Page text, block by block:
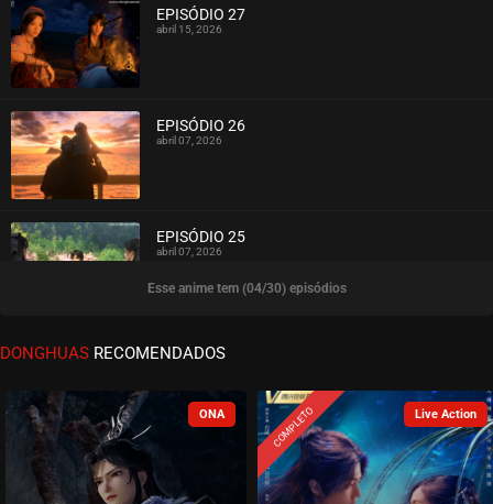
EPISÓDIO 27
abril 15, 2026
EPISÓDIO 26
abril 07, 2026
ASSISTIDO
EPISÓDIO 25
abril 07, 2026
ASSISTIDO
EPISÓDIO 24
Esse anime tem (04/30) episódios
DONGHUAS RECOMENDADOS
COMPLETO